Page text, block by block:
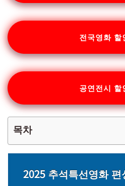
전국영화 할
공연전시 할
목차
2025 추석특선영화